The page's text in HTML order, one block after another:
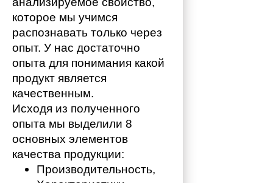
которое мы учимся
распознавать только через
опыт. У нас достаточно
опыта для понимания какой
продукт является
качественным.
Исходя из полученного
опыта мы выделили 8
основных элементов
качества продукции:
Производительность,